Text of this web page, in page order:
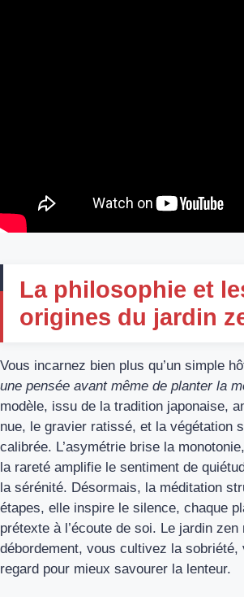
La philosophie et
origines du jardin
Vous incarnez bien plus qu’un simple
une pensée avant même de planter la
modèle, issu de la tradition japonaise,
nue, le gravier ratissé, et la végétation
calibrée. L’asymétrie brise la
la rareté amplifie le sentiment de
la sérénité. Désormais, la méditation
étapes, elle inspire le silence, chaque
prétexte à l’écoute de soi. Le jardin zen
débordement, vous cultivez la
regard pour mieux savourer la lenteur.